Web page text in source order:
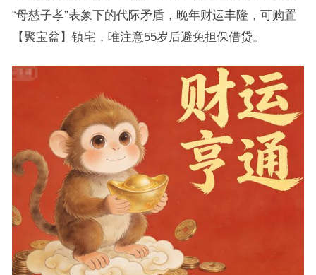
“母慈子孝”表象下的代际矛盾，晚年财运丰隆，可购置
【聚宝盆】镇宅，唯注意55岁后避免担保借贷。